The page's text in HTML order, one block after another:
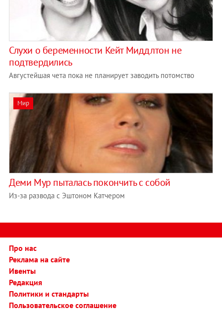
Слухи о беременности Кейт Миддлтон не
подтвердились
Августейшая чета пока не планирует заводить потомство
Мир
Деми Мур пыталась покончить с собой
Из-за развода с Эштоном Катчером
Про нас
Реклама на сайте
Ивенты
Редакция
Политики и стандарты
Пользовательское соглашение